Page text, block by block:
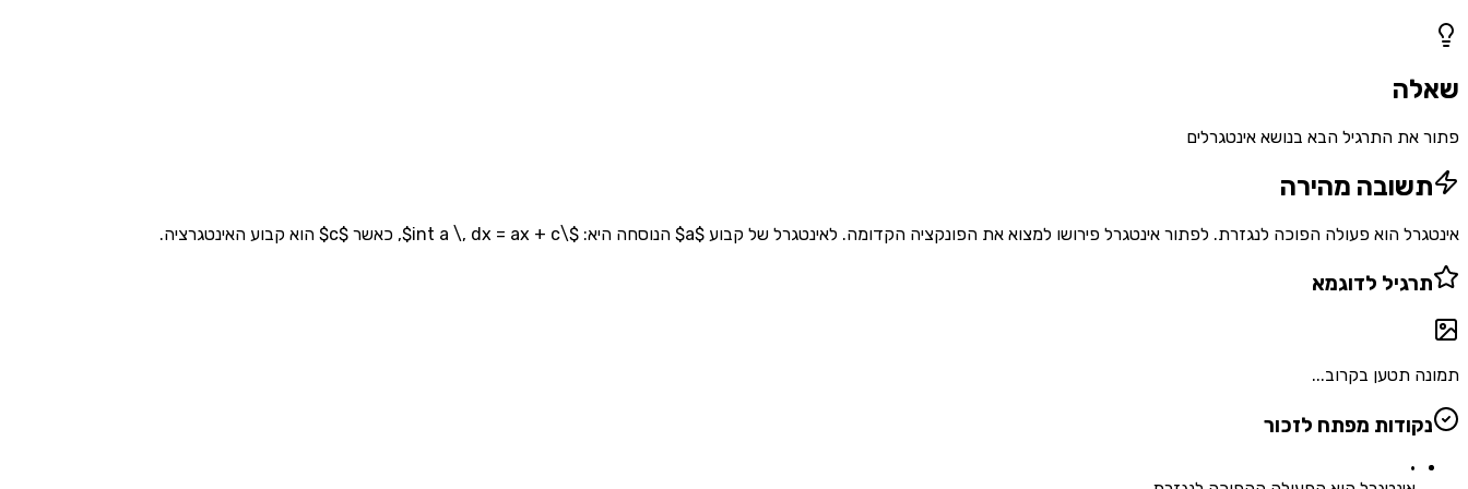
שאלה
פתור את התרגיל הבא בנושא אינטגרלים
תשובה מהירה
אינטגרל הוא פעולה הפוכה לנגזרת. לפתור אינטגרל פירושו למצוא את הפונקציה הקדומה. לאינטגרל של קבוע $a$ הנוסחה היא: $\int a \, dx = ax + c$, כאשר $c$ הוא קבוע האינטגרציה.
תרגיל לדוגמא
תמונה תטען בקרוב...
נקודות מפתח לזכור
•